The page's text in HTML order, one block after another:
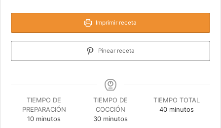
Imprimir receta
Pinear receta
TIEMPO DE
PREPARACIÓN
10minutos
minutos
TIEMPO DE
COCCIÓN
30minutos
minutos
TIEMPO TOTAL
40minutos
minutos